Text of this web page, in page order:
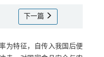
下一篇
为特征，自传入我国后便